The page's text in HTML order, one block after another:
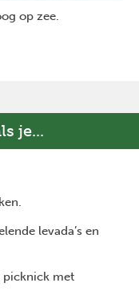
op zee.
je...
levada’s en
picknick met